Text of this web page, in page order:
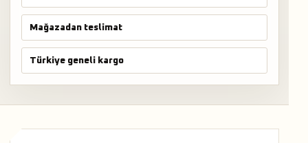
Mağazadan teslimat
Türkiye geneli kargo